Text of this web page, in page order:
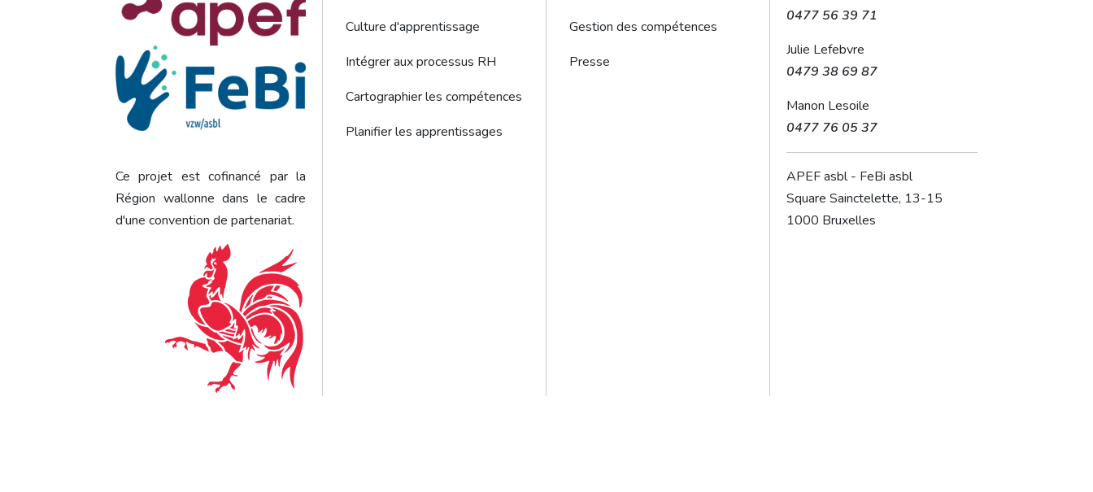
Ce projet est cofinancé par la
Région wallonne dans le cadre
d'une convention de partenariat.
Culture d'apprentissage
Intégrer aux processus RH
Cartographier les compétences
Planifier les apprentissages
Gestion des compétences
Presse
0477 56 39 71
Julie Lefebvre
0479 38 69 87
Manon Lesoile
0477 76 05 37
APEF asbl - FeBi asbl
Square Sainctelette, 13-15
1000 Bruxelles